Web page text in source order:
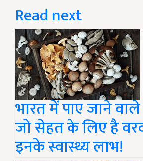
Read next
भारत में पाए जाने
जो सेहत के लिए है
इनके स्वास्थ्य लाभ!